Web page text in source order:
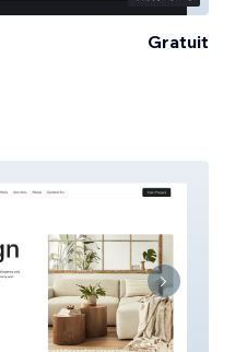
Gratuit